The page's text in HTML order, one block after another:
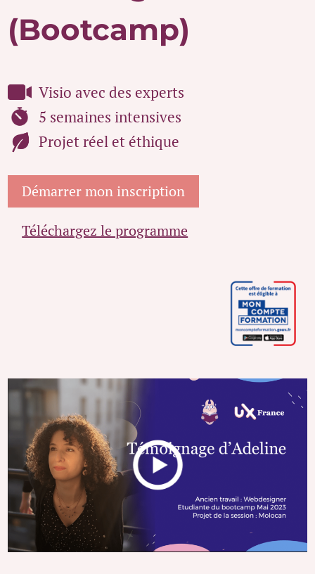
(Bootcamp)
Visio avec des experts
5 semaines intensives
Projet réel et éthique
Démarrer mon inscription
Téléchargez le programme